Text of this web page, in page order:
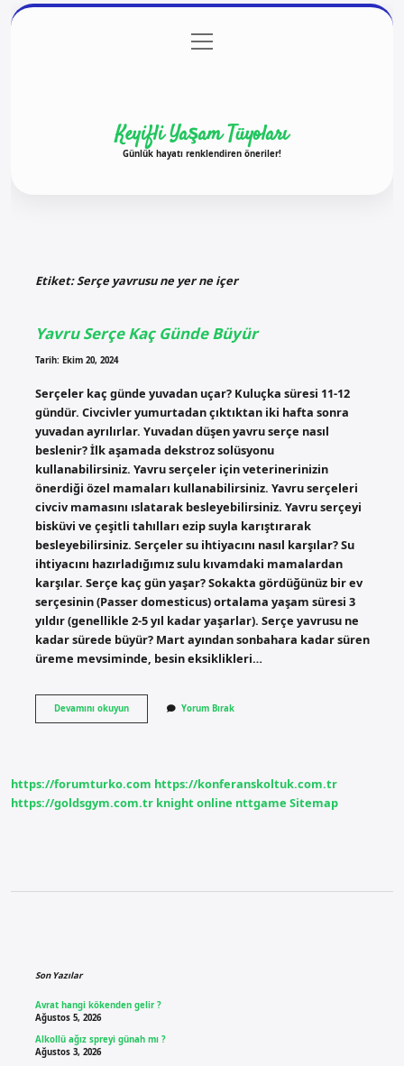
Gizlilik Politikası
menüyü
aç
Keyifli Yaşam Tüyoları
Günlük hayatı renklendiren öneriler!
Etiket:Serçe yavrusu ne yer ne içer
Yavru Serçe Kaç Günde Büyür
Tarih: Ekim 20, 2024
Serçeler kaç günde yuvadan uçar? Kuluçka süresi 11-12
gündür. Civcivler yumurtadan çıktıktan iki hafta sonra
yuvadan ayrılırlar. Yuvadan düşen yavru serçe nasıl
beslenir? İlk aşamada dekstroz solüsyonu
kullanabilirsiniz. Yavru serçeler için veterinerinizin
önerdiği özel mamaları kullanabilirsiniz. Yavru serçeleri
civciv mamasını ıslatarak besleyebilirsiniz. Yavru serçeyi
bisküvi ve çeşitli tahılları ezip suyla karıştırarak
besleyebilirsiniz. Serçeler su ihtiyacını nasıl karşılar? Su
ihtiyacını hazırladığımız sulu kıvamdaki mamalardan
karşılar. Serçe kaç gün yaşar? Sokakta gördüğünüz bir ev
serçesinin (Passer domesticus) ortalama yaşam süresi 3
yıldır (genellikle 2-5 yıl kadar yaşarlar). Serçe yavrusu ne
kadar sürede büyür? Mart ayından sonbahara kadar süren
üreme mevsiminde, besin eksiklikleri…
Devamını okuyunYavru
Serçe
Yorum Bırak
https://forumturko.com https://konferanskoltuk.com.tr
https://goldsgym.com.tr knight online nttgame Sitemap
Son Yazılar
Avrat hangi kökenden gelir ?
Ağustos 5, 2026
Alkollü ağız spreyi günah mı ?
Ağustos 3, 2026